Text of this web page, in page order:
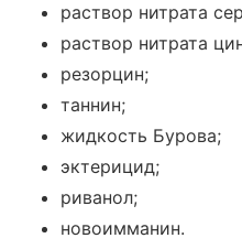
раствор нитрата
раствор нитрата
резорцин;
таннин;
жидкость Бурова;
эктерицид;
риванол;
новоимманин.